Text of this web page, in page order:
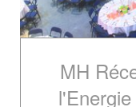
MH